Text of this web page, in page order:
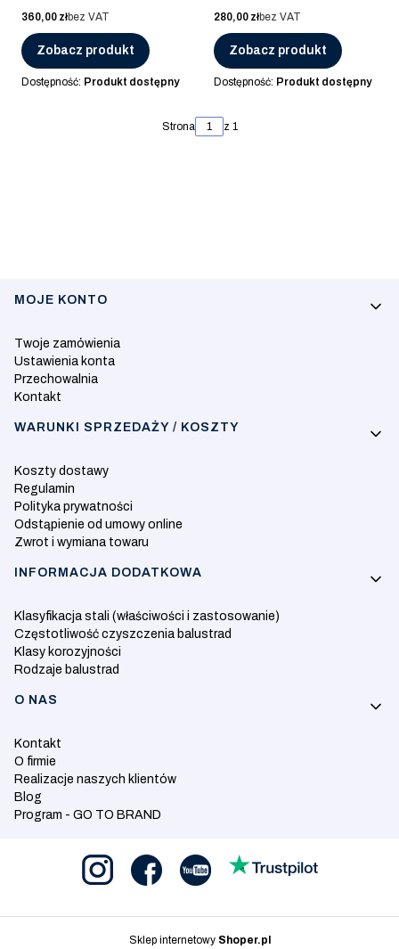
Cena
360,00 złbez VAT
Zobacz produkt
Dostępność: Produkt dostępny
Cena
280,00 złbez VAT
Zobacz produkt
Dostępność: Produkt dostępny
Strona z 1
Linki w stopce
MOJE KONTO
Twoje zamówienia
Ustawienia konta
Przechowalnia
Kontakt
WARUNKI SPRZEDAŻY / KOSZTY
Koszty dostawy
Regulamin
Polityka prywatności
Odstąpienie od umowy online
Zwrot i wymiana towaru
INFORMACJA DODATKOWA
Klasyfikacja stali (właściwości i zastosowanie)
Częstotliwość czyszczenia balustrad
Klasy korozyjności
Rodzaje balustrad
O NAS
Kontakt
O firmie
Realizacje naszych klientów
Blog
Program - GO TO BRAND
Sklep internetowy Shoper.pl